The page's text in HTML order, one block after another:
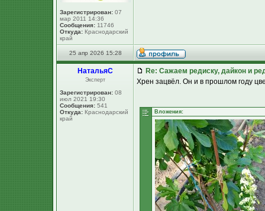
Зарегистрирован: 07
мар 2011 14:36
Сообщения: 11746
Откуда: Краснодарский
край
25 апр 2026 15:28
НатальяС
Эксперт
Зарегистрирован: 08
июл 2021 19:30
Сообщения: 541
Откуда: Краснодарский
край
Re: Сажаем редиску, дайкон и
Хрен зацвёл. Он и в прошлом году
Вложения: